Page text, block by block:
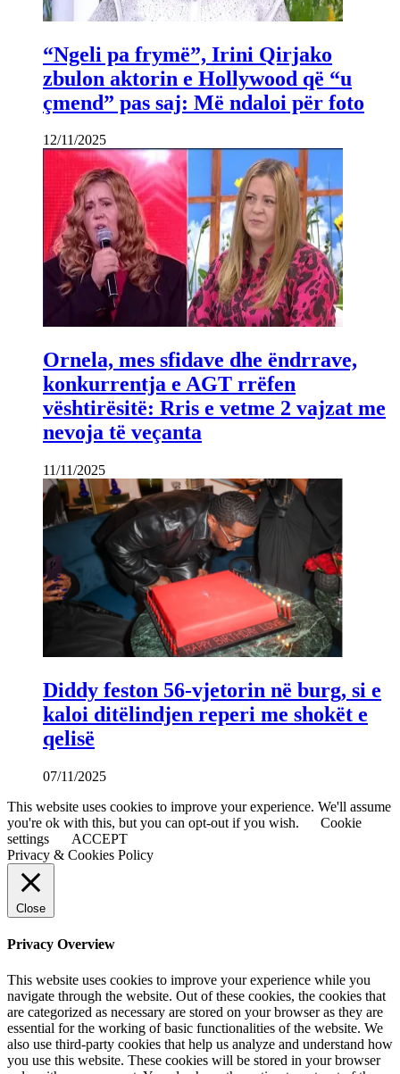
“Ngeli pa frymë”, Irini Qirjako
zbulon aktorin e Hollywood që “u
çmend” pas saj: Më ndaloi për foto
12/11/2025
Ornela, mes sfidave dhe ëndrrave,
konkurrentja e AGT rrëfen
vështirësitë: Rris e vetme 2 vajzat me
nevoja të veçanta
11/11/2025
Diddy feston 56-vjetorin në burg, si e
kaloi ditëlindjen reperi me shokët e
qelisë
07/11/2025
This website uses cookies to improve your experience. We'll assume
you're ok with this, but you can opt-out if you wish.
Cookie
settings
ACCEPT
Privacy & Cookies Policy
Close
Privacy Overview
This website uses cookies to improve your experience while you
navigate through the website. Out of these cookies, the cookies that
are categorized as necessary are stored on your browser as they are
essential for the working of basic functionalities of the website. We
also use third-party cookies that help us analyze and understand how
you use this website. These cookies will be stored in your browser